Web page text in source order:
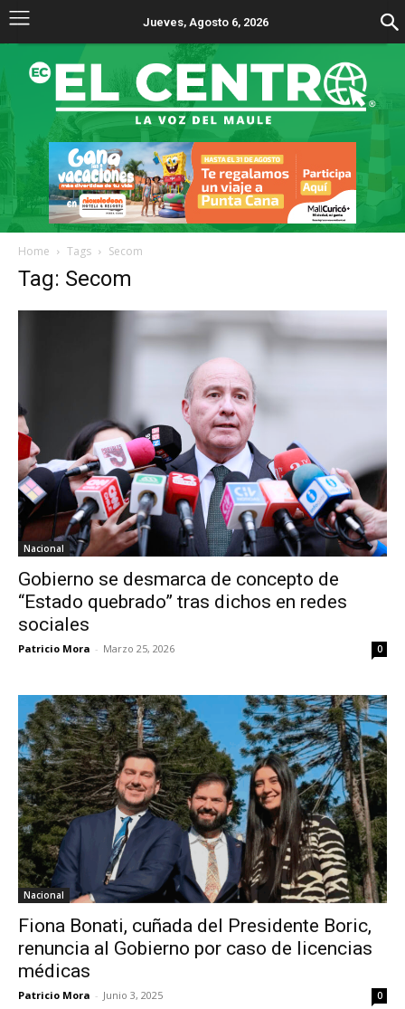
Jueves, Agosto 6, 2026
Home Tags Secom
Tag: Secom
Nacional
Gobierno se desmarca de concepto de
“Estado quebrado” tras dichos en redes
sociales
Patricio Mora - Marzo 25, 2026 0
Nacional
Fiona Bonati, cuñada del Presidente Boric,
renuncia al Gobierno por caso de licencias
médicas
Patricio Mora - Junio 3, 2025 0